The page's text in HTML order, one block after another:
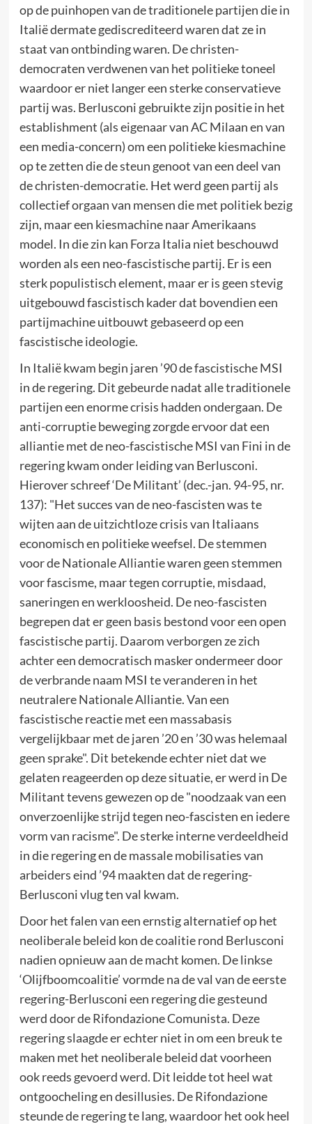
op de puinhopen van de traditionele partijen die in
Italië dermate gediscrediteerd waren dat ze in
staat van ontbinding waren. De christen-
democraten verdwenen van het politieke toneel
waardoor er niet langer een sterke conservatieve
partij was. Berlusconi gebruikte zijn positie in het
establishment (als eigenaar van AC Milaan en van
een media-concern) om een politieke kiesmachine
op te zetten die de steun genoot van een deel van
de christen-democratie. Het werd geen partij als
collectief orgaan van mensen die met politiek bezig
zijn, maar een kiesmachine naar Amerikaans
model. In die zin kan Forza Italia niet beschouwd
worden als een neo-fascistische partij. Er is een
sterk populistisch element, maar er is geen stevig
uitgebouwd fascistisch kader dat bovendien een
partijmachine uitbouwt gebaseerd op een
fascistische ideologie.
In Italië kwam begin jaren ’90 de fascistische MSI
in de regering. Dit gebeurde nadat alle traditionele
partijen een enorme crisis hadden ondergaan. De
anti-corruptie beweging zorgde ervoor dat een
alliantie met de neo-fascistische MSI van Fini in de
regering kwam onder leiding van Berlusconi.
Hierover schreef ‘De Militant’ (dec.-jan. 94-95, nr.
137): "Het succes van de neo-fascisten was te
wijten aan de uitzichtloze crisis van Italiaans
economisch en politieke weefsel. De stemmen
voor de Nationale Alliantie waren geen stemmen
voor fascisme, maar tegen corruptie, misdaad,
saneringen en werkloosheid. De neo-fascisten
begrepen dat er geen basis bestond voor een open
fascistische partij. Daarom verborgen ze zich
achter een democratisch masker ondermeer door
de verbrande naam MSI te veranderen in het
neutralere Nationale Alliantie. Van een
fascistische reactie met een massabasis
vergelijkbaar met de jaren ’20 en ’30 was helemaal
geen sprake". Dit betekende echter niet dat we
gelaten reageerden op deze situatie, er werd in De
Militant tevens gewezen op de "noodzaak van een
onverzoenlijke strijd tegen neo-fascisten en iedere
vorm van racisme". De sterke interne verdeeldheid
in die regering en de massale mobilisaties van
arbeiders eind ’94 maakten dat de regering-
Berlusconi vlug ten val kwam.
Door het falen van een ernstig alternatief op het
neoliberale beleid kon de coalitie rond Berlusconi
nadien opnieuw aan de macht komen. De linkse
‘Olijfboomcoalitie’ vormde na de val van de eerste
regering-Berlusconi een regering die gesteund
werd door de Rifondazione Comunista. Deze
regering slaagde er echter niet in om een breuk te
maken met het neoliberale beleid dat voorheen
ook reeds gevoerd werd. Dit leidde tot heel wat
ontgoocheling en desillusies. De Rifondazione
steunde de regering te lang, waardoor het ook heel